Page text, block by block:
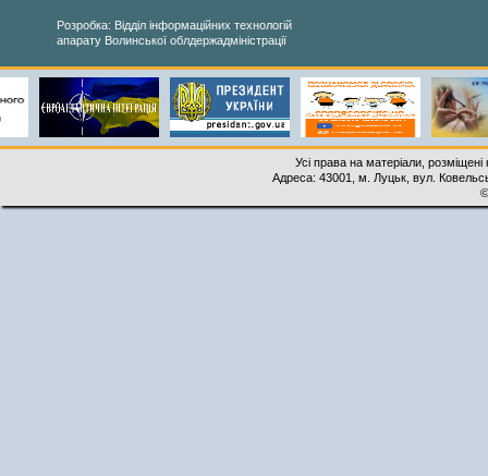
Розробка: Відділ інформаційних технологій
апарату Волинської облдержадміністрації
Усі права на матеріали,
Адреса: 43001, м. Луцьк, вул.